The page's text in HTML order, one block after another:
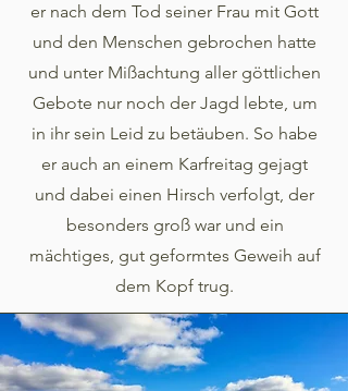
er nach dem Tod seiner Frau mit Gott
und den Menschen gebrochen hatte
und unter Mißachtung aller göttlichen
Gebote nur noch der Jagd lebte, um
in ihr sein Leid zu betäuben. So habe
er auch an einem Karfreitag gejagt
und dabei einen Hirsch verfolgt, der
besonders groß war und ein
mächtiges, gut geformtes Geweih auf
dem Kopf trug.